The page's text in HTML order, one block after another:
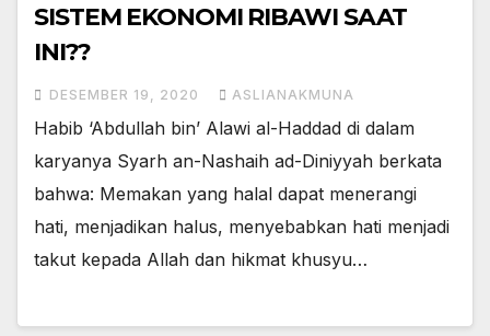
SISTEM EKONOMI RIBAWI SAAT
INI??
DESEMBER 19, 2020 ASLIANAKMUNA
Habib ‘Abdullah bin’ Alawi al-Haddad di dalam
karyanya Syarh an-Nashaih ad-Diniyyah berkata
bahwa: Memakan yang halal dapat menerangi
hati, menjadikan halus, menyebabkan hati menjadi
takut kepada Allah dan hikmat khusyu…